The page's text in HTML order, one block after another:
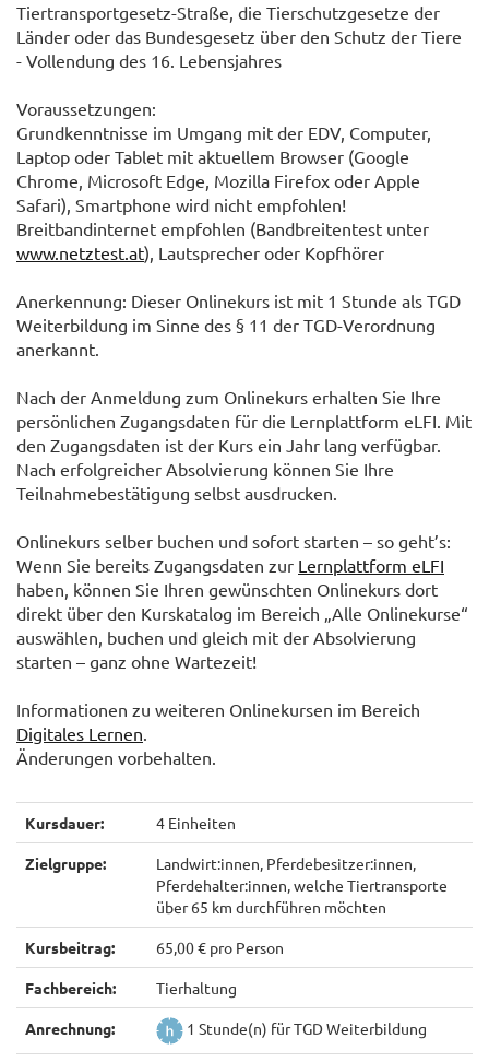
Tiertransportgesetz-Straße, die Tierschutzgesetze der
Länder oder das Bundesgesetz über den Schutz der Tiere
- Vollendung des 16. Lebensjahres
Voraussetzungen:
Grundkenntnisse im Umgang mit der EDV, Computer,
Laptop oder Tablet mit aktuellem Browser (Google
Chrome, Microsoft Edge, Mozilla Firefox oder Apple
Safari), Smartphone wird nicht empfohlen!
Breitbandinternet empfohlen (Bandbreitentest unter
www.netztest.at), Lautsprecher oder Kopfhörer
Anerkennung: Dieser Onlinekurs ist mit 1 Stunde als TGD
Weiterbildung im Sinne des § 11 der TGD-Verordnung
anerkannt.
Nach der Anmeldung zum Onlinekurs erhalten Sie Ihre
persönlichen Zugangsdaten für die Lernplattform eLFI. Mit
den Zugangsdaten ist der Kurs ein Jahr lang verfügbar.
Nach erfolgreicher Absolvierung können Sie Ihre
Teilnahmebestätigung selbst ausdrucken.
Onlinekurs selber buchen und sofort starten – so geht’s:
Wenn Sie bereits Zugangsdaten zur Lernplattform eLFI
haben, können Sie Ihren gewünschten Onlinekurs dort
direkt über den Kurskatalog im Bereich „Alle Onlinekurse“
auswählen, buchen und gleich mit der Absolvierung
starten – ganz ohne Wartezeit!
Informationen zu weiteren Onlinekursen im Bereich
Digitales Lernen.
Änderungen vorbehalten.
Kursdauer: 4 Einheiten
Zielgruppe:
Landwirt:innen, Pferdebesitzer:innen,
Pferdehalter:innen, welche Tiertransporte
über 65 km durchführen möchten
Kursbeitrag: 65,00 € pro Person
Fachbereich: Tierhaltung
Anrechnung: 1 Stunde(n) für TGD Weiterbildung